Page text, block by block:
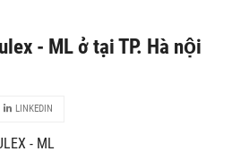
- ML ở tại TP. Hà nội
LINKEDIN
- ML